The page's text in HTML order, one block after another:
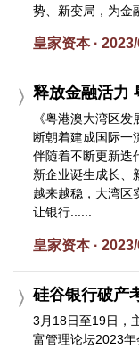
势、新变局，为金
皇家资本 ·
释放金融活力
《粤港澳大湾区
断朝着建成国际一
伴随着不断更新迭
新企业诞生成长、
越来越稳，大湾区
让银行......
皇家资本 ·
硅谷银行破产
3月18日至19日，
富管理论坛2023